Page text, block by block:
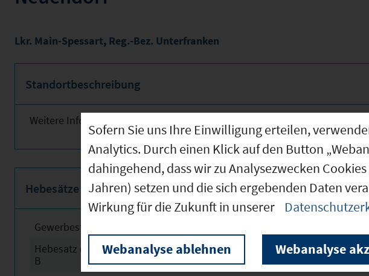
Lkr. Main-Spessart, Reg.-Bez. Unterfranken
Standortbeschreibung
Weitere Informationen finden Sie obenstehend!
Hebesätze
Gewerbesteuerhebesatz
Hebesatz der Grundsteuer
B
2024 300
Sofern Sie uns Ihre Einwilligung erteilen,
Analytics. Durch einen Klick auf den Button
dahingehend, dass wir zu Analysezwecken
Jahren) setzen und die sich ergebenden Daten
Wirkung für die Zukunft in unserer
Webanalyse ablehnen Webanalyse